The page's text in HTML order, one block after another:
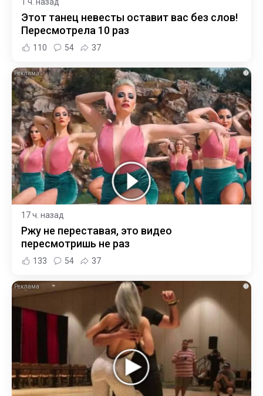
Этот танец невесты оставит вас без слов!
Пересмотрела 10 раз
110 54 37
i
17 ч. назад
Ржу не переставая, это видео
пересмотришь не раз
133 54 37
i